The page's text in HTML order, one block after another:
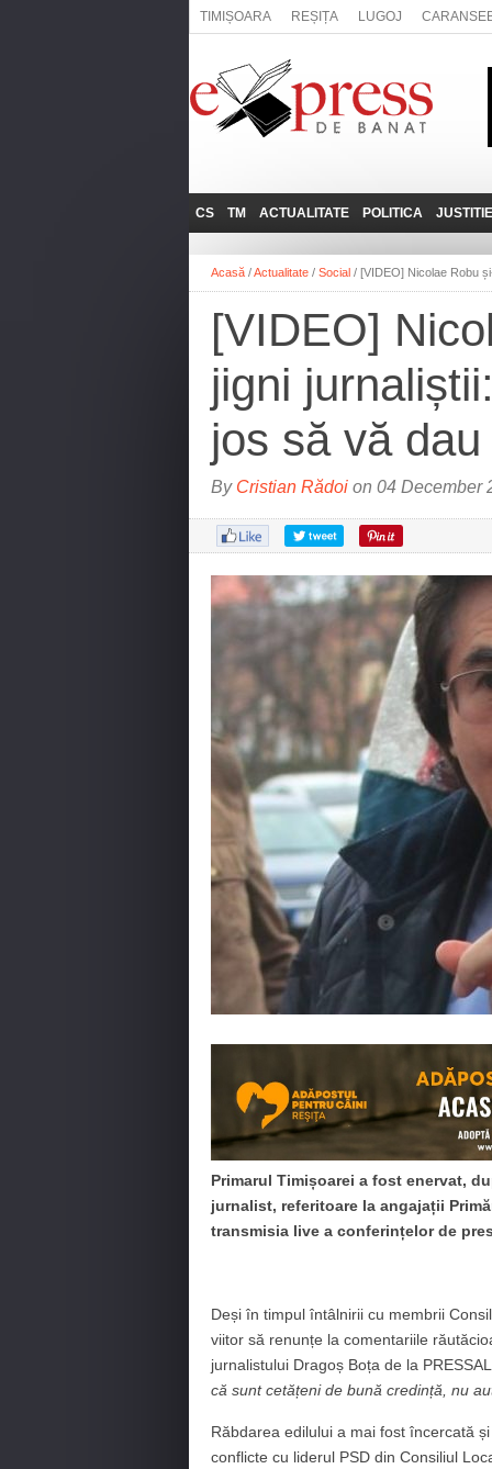
TIMIȘOARA REȘIȚA LUGOJ
CS
REȘIȚA
CARANSEBEȘ
ANINA
BĂILE HERCULANE
BOCŞA
MOLDOVA NOUĂ
ORAVIȚA
TM
LUGOJ
TIMIȘOARA
ACTUALITATE
ADMINISTRATIE
NAȚIONAL
SOCIAL
POLITICA
EXPRESSLIVE
INTERVIURILE
JUSTITIE
Acasă /Actualitate / Social / [VIDEO] Nicolae Robu
[VIDEO]
jigni
jos să vă
By Cristian Rădoi on 04 December
Primarul Timișoarei a fost enervat,
jurnalist, referitoare la angajații
transmisia live a conferințelor de
Deși în timpul întâlnirii cu membrii
viitor să renunțe la comentariile
jurnalistului Dragoș Boța de la
că sunt cetățeni de bună credință, nu
Răbdarea edilului a mai fost încercată
conflicte cu liderul PSD din Consiliul